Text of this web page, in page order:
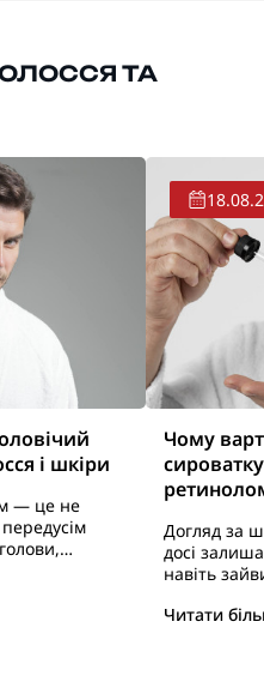
ТА
і шкіри
— це не
Чому
Догляд за
досі
навіть
косметику.
Читати